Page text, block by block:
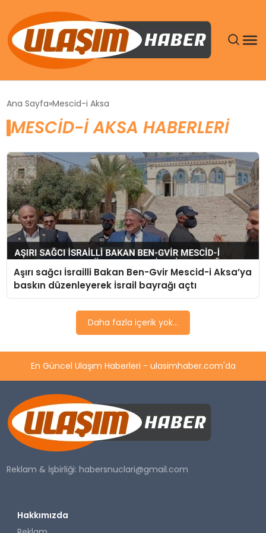
SIYASET
DÜNYA
EKONOMI
SPOR
TEKNOLOJI
SAĞLIK
Ana Sayfa Mescid-i Aksa
MESCID-I AKSA HABERLERI
Aşırı sağcı İsrailli Bakan Ben-Gvir Mescid-i Aksa’ya
baskın düzenleyerek İsrail bayrağı açtı
Daha fazla içerik yok...
En Güncel Ulaşım Haberleri - ulasimhaber.com'da
Reklam & İşbirliği:habersnuclari@gmail.com
Hakkımızda